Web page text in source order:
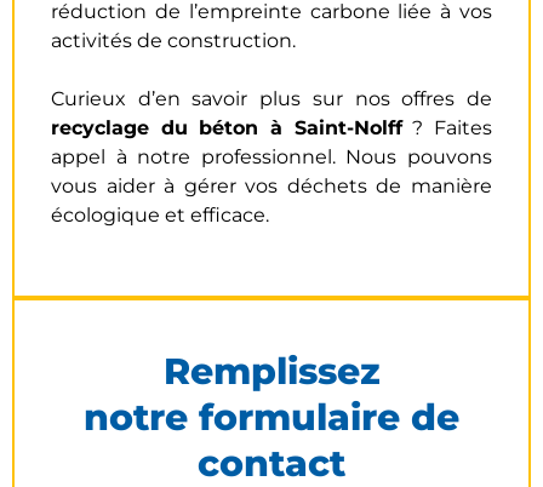
réduction de l’empreinte carbone liée à vos
activités de construction.
Curieux d’en savoir plus sur nos offres de
recyclage du béton à Saint-Nolff? Faites
appel à notre professionnel. Nous pouvons
vous aider à gérer vos déchets de manière
écologique et efficace.
Remplissez
notre formulaire de
contact